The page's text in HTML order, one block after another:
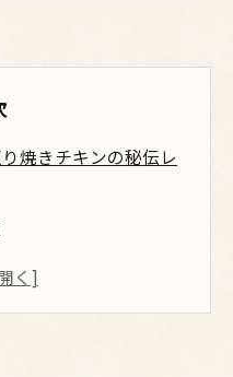
焼きチキンの秘伝レ